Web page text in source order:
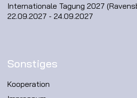
Internationale Tagung 2027
22.09.2027 - 24.09.2027
Sonstiges
Kooperation